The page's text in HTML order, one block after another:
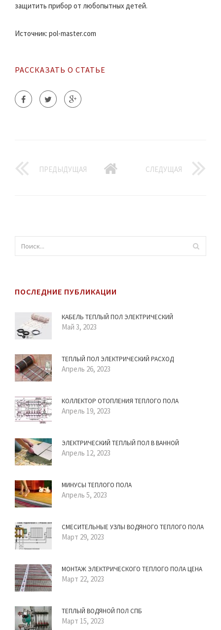
защитить прибор от любопытных детей.
Источник: pol-master.com
РАССКАЗАТЬ О СТАТЬЕ
ПРЕДЫДУЩАЯ СЛЕДУЩАЯ
ПОСЛЕДНИЕ ПУБЛИКАЦИИ
КАБЕЛЬ ТЕПЛЫЙ ПОЛ ЭЛЕКТРИЧЕСКИЙ
Май 3, 2023
ТЕПЛЫЙ ПОЛ ЭЛЕКТРИЧЕСКИЙ РАСХОД
Апрель 26, 2023
КОЛЛЕКТОР ОТОПЛЕНИЯ ТЕПЛОГО ПОЛА
Апрель 19, 2023
ЭЛЕКТРИЧЕСКИЙ ТЕПЛЫЙ ПОЛ В ВАННОЙ
Апрель 12, 2023
МИНУСЫ ТЕПЛОГО ПОЛА
Апрель 5, 2023
СМЕСИТЕЛЬНЫЕ УЗЛЫ ВОДЯНОГО ТЕПЛОГО ПОЛА
Март 29, 2023
МОНТАЖ ЭЛЕКТРИЧЕСКОГО ТЕПЛОГО ПОЛА ЦЕНА
Март 22, 2023
ТЕПЛЫЙ ВОДЯНОЙ ПОЛ СПБ
Март 15, 2023